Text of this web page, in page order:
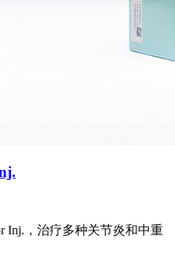
Inj.，治疗多种关节炎和中重